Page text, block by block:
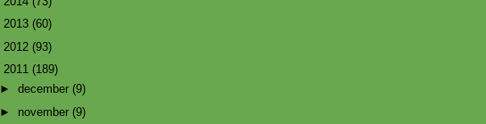
2013 (60)
2012 (93)
2011 (189)
► december (9)
► november (9)